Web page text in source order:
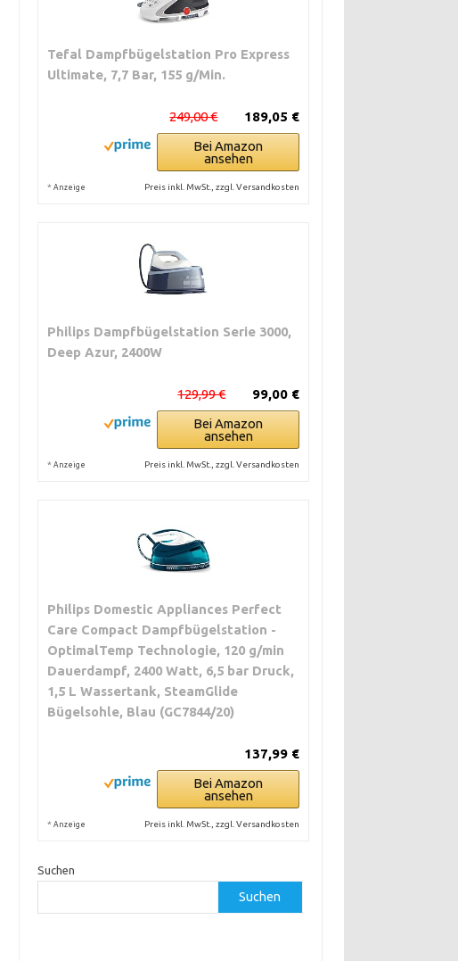
Tefal Dampfbügelstation Pro Express
Ultimate, 7,7 Bar, 155 g/Min.
189,05 €
249,00 €
Bei Amazon
ansehen
* Anzeige Preis inkl. MwSt., zzgl. Versandkosten
Philips Dampfbügelstation Serie 3000,
Deep Azur, 2400W
99,00 €
129,99 €
Bei Amazon
ansehen
* Anzeige Preis inkl. MwSt., zzgl. Versandkosten
Philips Domestic Appliances Perfect
Care Compact Dampfbügelstation -
OptimalTemp Technologie, 120 g/min
Dauerdampf, 2400 Watt, 6,5 bar Druck,
1,5 L Wassertank, SteamGlide
Bügelsohle, Blau (GC7844/20)
137,99 €
Bei Amazon
ansehen
* Anzeige Preis inkl. MwSt., zzgl. Versandkosten
Suchen
Suchen